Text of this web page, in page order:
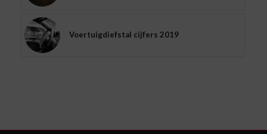
Voertuigdiefstal cijfers 2019